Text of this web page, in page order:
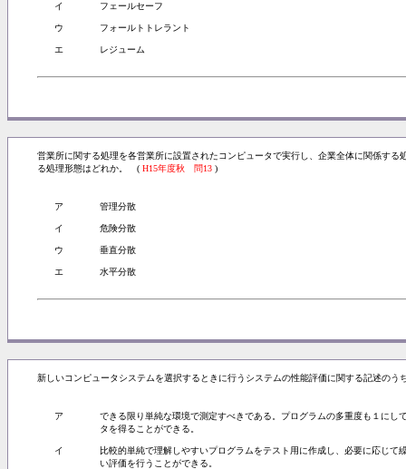
イ フェールセーフ
ウ フォールトトレラント
エ レジューム
営業所に関する処理を各営業所に設置されたコンピュータで実行し、企業全体に関係す
る処理形態はどれか。 ( H15年度秋 問13 )
ア 管理分散
イ 危険分散
ウ 垂直分散
エ 水平分散
新しいコンピュータシステムを選択するときに行うシステムの性能評価に関する記述の
ア
できる限り単純な環境で測定すべきである。プログラムの多重度も１にし
タを得ることができる。
イ
比較的単純で理解しやすいプログラムをテスト用に作成し、必要に応じ
い評価を行うことができる。